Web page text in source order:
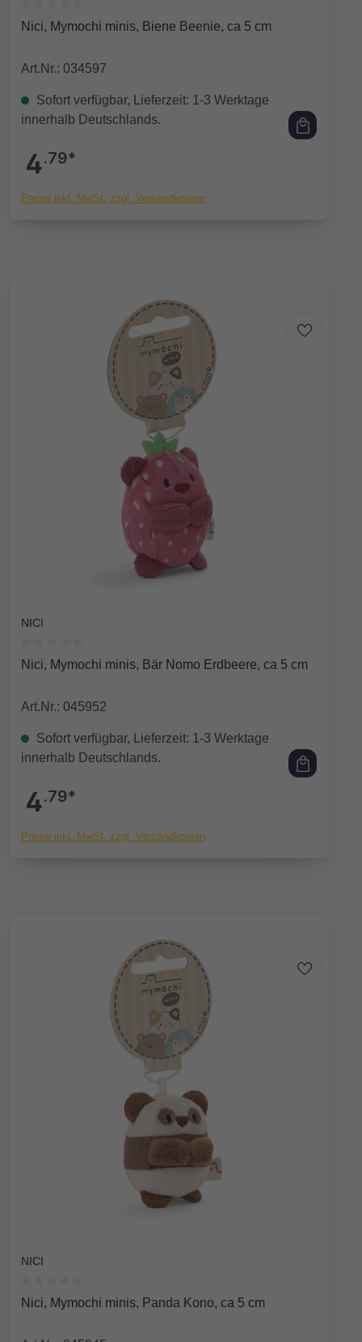
Durchschnittliche Bewertung von 0 von 5 Sternen
Nici, Mymochi minis, Biene Beenie, ca 5 cm
Art.Nr.: 034597
Sofort verfügbar, Lieferzeit: 1-3 Werktage
innerhalb Deutschlands.
4.79*
Preise inkl. MwSt. zzgl. Versandkosten
NICI
Durchschnittliche Bewertung von 0 von 5 Sternen
Nici, Mymochi minis, Bär Nomo Erdbeere, ca 5 cm
Art.Nr.: 045952
Sofort verfügbar, Lieferzeit: 1-3 Werktage
innerhalb Deutschlands.
4.79*
Preise inkl. MwSt. zzgl. Versandkosten
NICI
Durchschnittliche Bewertung von 0 von 5 Sternen
Nici, Mymochi minis, Panda Kono, ca 5 cm